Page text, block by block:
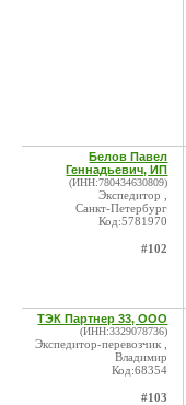
Белов Павел
Геннадьевич, ИП
(ИНН:780434630809)
Экспедитор ,
Санкт-Петербург
Код:5781970
#102
ТЭК Партнер 33, ООО
(ИНН:3329078736)
Экспедитор-перевозчик ,
Владимир
Код:68354
#103